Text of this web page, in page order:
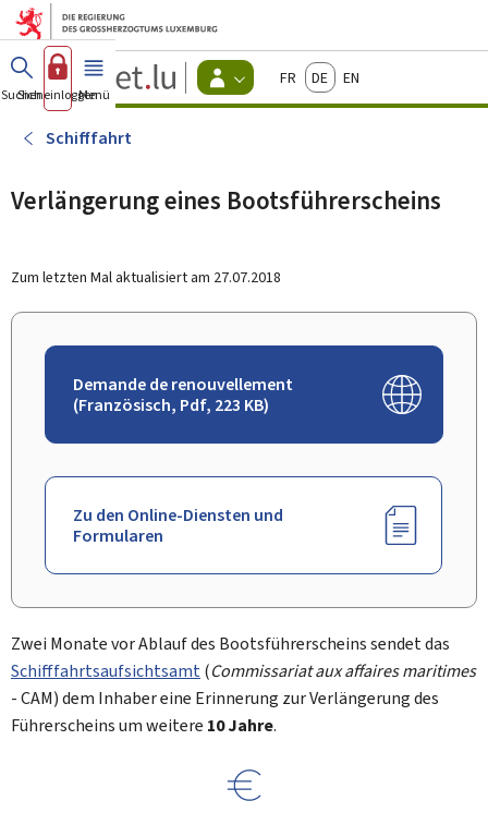
Zum Hauptmenü
Zum Inhalt
Guichet.lu
Changer
d'espace
actif
FrançaisDeutschEnglish
Suchen
Sich einloggen
Menü Haupt-
Schifffahrt
Verlängerung eines Bootsführerscheins
Zum letzten Mal aktualisiert am 27.07.2018
Demande de renouvellement
(Französisch, Pdf, 223 KB)
Zu den Online-Diensten und
Formularen
Zwei Monate vor Ablauf des Bootsführerscheins sendet das
Schifffahrtsaufsichtsamt(Commissariat aux affaires maritimes
- CAM) dem Inhaber eine Erinnerung zur Verlängerung des
Führerscheins um weitere 10 Jahre.